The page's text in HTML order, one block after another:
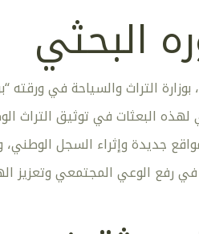
البحثي
التراث والسياحة في ورقته
البعثات في توثيق التراث
جديدة وإثراء السجل
رفع الوعي المجتمعي وتعزيز